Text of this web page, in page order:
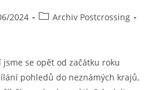
2024
Archiv Postcrossing
se opět od začátku roku
pohledů do neznámých krajů,